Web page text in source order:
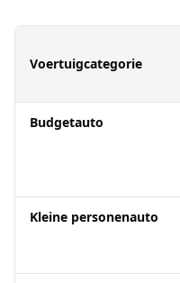
Voertuigcategorie
Budgetauto
Kleine personenauto